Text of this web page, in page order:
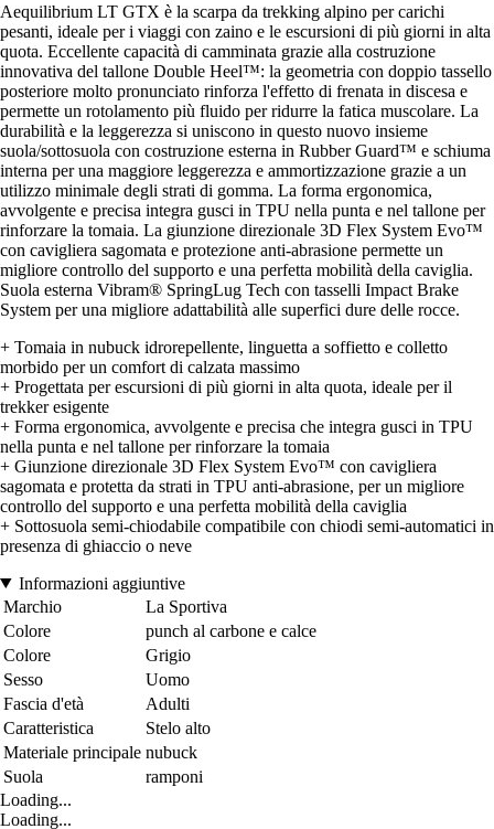
Aequilibrium LT GTX è la scarpa da trekking alpino per carichi
pesanti, ideale per i viaggi con zaino e le escursioni di più giorni in alta
quota. Eccellente capacità di camminata grazie alla costruzione
innovativa del tallone Double Heel™: la geometria con doppio tassello
posteriore molto pronunciato rinforza l'effetto di frenata in discesa e
permette un rotolamento più fluido per ridurre la fatica muscolare. La
durabilità e la leggerezza si uniscono in questo nuovo insieme
suola/sottosuola con costruzione esterna in Rubber Guard™ e schiuma
interna per una maggiore leggerezza e ammortizzazione grazie a un
utilizzo minimale degli strati di gomma. La forma ergonomica,
avvolgente e precisa integra gusci in TPU nella punta e nel tallone per
rinforzare la tomaia. La giunzione direzionale 3D Flex System Evo™
con cavigliera sagomata e protezione anti-abrasione permette un
migliore controllo del supporto e una perfetta mobilità della caviglia.
Suola esterna Vibram® SpringLug Tech con tasselli Impact Brake
System per una migliore adattabilità alle superfici dure delle rocce.
+ Tomaia in nubuck idrorepellente, linguetta a soffietto e colletto
morbido per un comfort di calzata massimo
+ Progettata per escursioni di più giorni in alta quota, ideale per il
trekker esigente
+ Forma ergonomica, avvolgente e precisa che integra gusci in TPU
nella punta e nel tallone per rinforzare la tomaia
+ Giunzione direzionale 3D Flex System Evo™ con cavigliera
sagomata e protetta da strati in TPU anti-abrasione, per un migliore
controllo del supporto e una perfetta mobilità della caviglia
+ Sottosuola semi-chiodabile compatibile con chiodi semi-automatici in
presenza di ghiaccio o neve
Informazioni aggiuntive
Marchio
La Sportiva
Colore
punch al carbone e calce
Colore
Grigio
Sesso
Uomo
Fascia d'età
Adulti
Caratteristica
Stelo alto
Materiale principale nubuck
Suola
ramponi
Loading...
Loading...